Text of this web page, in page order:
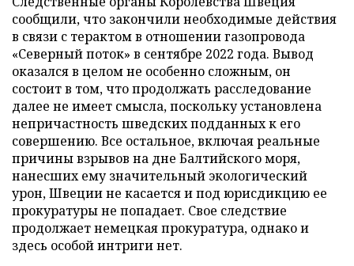
сообщили, что закончили необходимые действия
в связи с терактом в отношении газопровода
«Северный поток» в сентябре 2022 года. Вывод
оказался в целом не особенно сложным, он
состоит в том, что продолжать расследование
далее не имеет смысла, поскольку установлена
непричастность шведских подданных к его
совершению. Все остальное, включая реальные
причины взрывов на дне Балтийского моря,
нанесших ему значительный экологический
урон, Швеции не касается и под юрисдикцию ее
прокуратуры не попадает. Свое следствие
продолжает немецкая прокуратура, однако и
здесь особой интриги нет.